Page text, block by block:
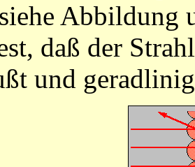
Abbildung
daß der
und